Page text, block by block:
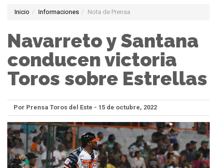
Inicio Informaciones Nota de Prensa
Navarreto y Santana
conducen victoria
Toros sobre Estrellas
Por Prensa Toros del Este - 15 de octubre, 2022